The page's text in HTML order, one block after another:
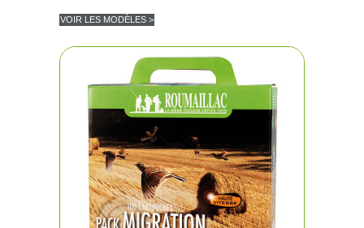
VOIR LES MODÈLES >